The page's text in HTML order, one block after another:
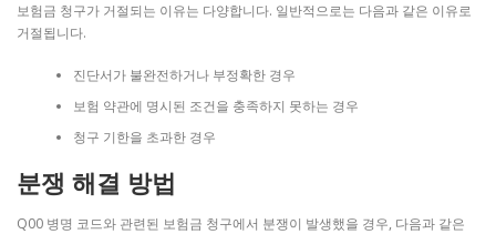
보험금 청구가 거절되는 이유는 다양합니다. 일반적으로는 다음과 같은 이유로
거절됩니다.
진단서가 불완전하거나 부정확한 경우
보험 약관에 명시된 조건을 충족하지 못하는 경우
청구 기한을 초과한 경우
분쟁 해결 방법
Q00 병명 코드와 관련된 보험금 청구에서 분쟁이 발생했을 경우, 다음과 같은